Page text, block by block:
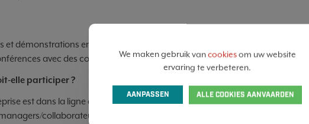
démonstrations en direct
avec des conférenciers renommés
elle participer ?
est dans la ligne de mire de plus de 2500 visiteurs dont des ingénieurs,
collaborateurs R&D, concepteurs, chercheurs et constructeurs.
We maken gebruik vancookiesom uw website
ervaring te verbeteren.
AANPASSEN ALLE COOKIES AANVAARDEN